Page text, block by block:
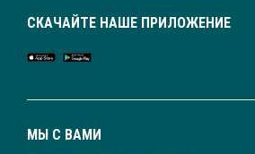
МЫ С ВАМИ
СКАЧАЙТЕ НАШЕ ПРИЛОЖЕНИЕ